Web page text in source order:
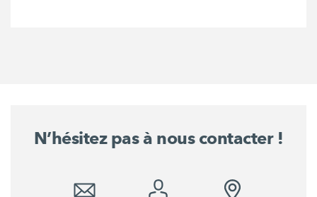
N’hésitez pas à nous contacter !